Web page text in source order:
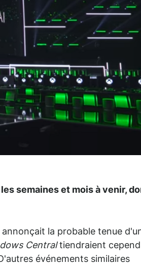
semaines et mois à venir,
la probable tenue
Centraltiendraient
événements similaires